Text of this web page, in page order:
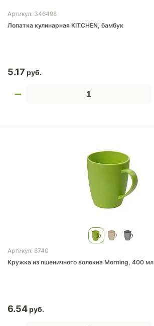
Артикул: 346498
Лопатка кулинарная KITCHEN, бамбук
5.17
Артикул: 8740
Кружка из пшеничного волокна Morning, 400 мл
6.54